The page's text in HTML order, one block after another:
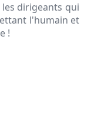
dirigeants qui
l'humain et
!